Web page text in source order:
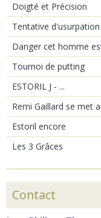
Doigté et Précision
Tentative d'usurpation
Danger cet homme
Tournoi de putting
ESTORIL J - ...
Remi Gaillard se met
Estoril encore
Les 3 Grâces
Contact